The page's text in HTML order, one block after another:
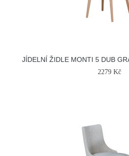
JÍDELNÍ ŽIDLE MONTI 5 DUB
2279 Kč